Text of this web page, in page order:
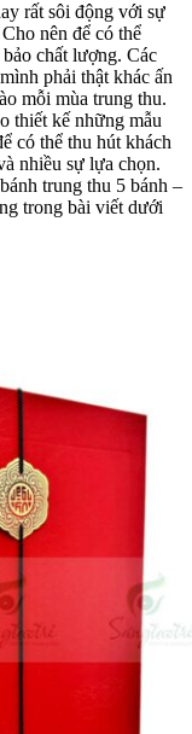
rất sôi động với sự
nên để có thể
chất lượng. Các
phải thật khác ấn
mỗi mùa trung thu.
thiết kế những mẫu
có thể thu hút khách
nhiều sự lựa chọn.
trung thu 5 bánh –
trong bài viết dưới